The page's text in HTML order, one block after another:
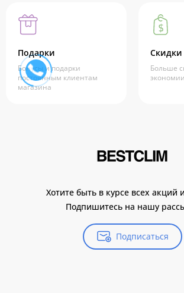
Подарки
Бонусы и подарки
постоянным клиентам
магазина
Скидки
Больше
Хотите быть в курсе всех акций
Подпишитесь на нашу
Подписаться